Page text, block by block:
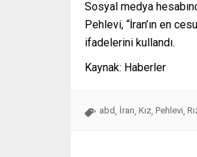
Sosyal medya
Pehlevi, “İran’ın en
ifadelerini kullandı.
Kaynak: Haberler
abd, İran, Kız, Pehlevi,